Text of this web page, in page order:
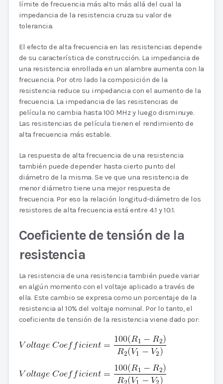
límite de frecuencia más alto más allá del cual la
impedancia de la resistencia cruza su valor de
tolerancia.
El efecto de alta frecuencia en las resistencias depende
de su característica de construcción. La impedancia de
una resistencia enrollada en un alambre aumenta con la
frecuencia. Por otro lado la composición de la
resistencia reduce su impedancia con el aumento de la
frecuencia. La impedancia de las resistencias de
película no cambia hasta 100 MHz y luego disminuye.
Las resistencias de película tienen el rendimiento de
alta frecuencia más estable.
La respuesta de alta frecuencia de una resistencia
también puede depender hasta cierto punto del
diámetro de la misma. Se ve que una resistencia de
menor diámetro tiene una mejor respuesta de
frecuencia. Por eso la relación longitud-diámetro de los
resistores de alta frecuencia está entre 4:1 y 10:1.
Coeficiente de tensión de la
resistencia
La resistencia de una resistencia también puede variar
en algún momento con el voltaje aplicado a través de
ella. Este cambio se expresa como un porcentaje de la
resistencia al 10% del voltaje nominal. Por lo tanto, el
coeficiente de tensión de la resistencia viene dado por: